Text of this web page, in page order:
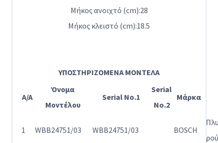
Μήκος ανοιχτό (cm):28
Μήκος κλειστό (cm):18.5
ΥΠΟΣΤΗΡΙΖΟΜΕΝΑ ΜΟΝΤΕΛΑ
A/A
Όνομα
Μοντέλου
Serial No.1
Serial
No.2
Μάρκα
1 WBB24751/03 WBB24751/03 BOSCH